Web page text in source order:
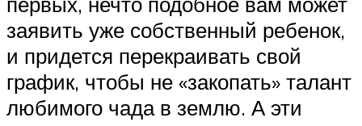
заявить уже собственный ребенок,
и придется перекраивать свой
график, чтобы не «закопать» талант
любимого чада в землю. А эти